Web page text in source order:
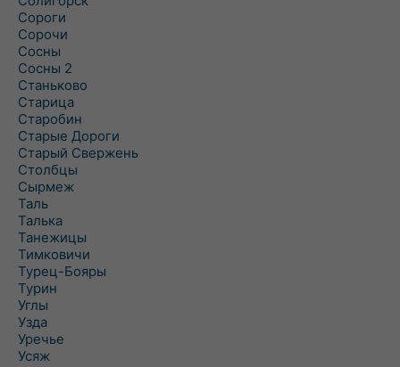
Сороги
Сорочи
Сосны
Сосны 2
Станьково
Старица
Старобин
Старые Дороги
Старый Свержень
Столбцы
Сырмеж
Таль
Талька
Танежицы
Тимковичи
Турец-Бояры
Турин
Углы
Узда
Уречье
Усяж